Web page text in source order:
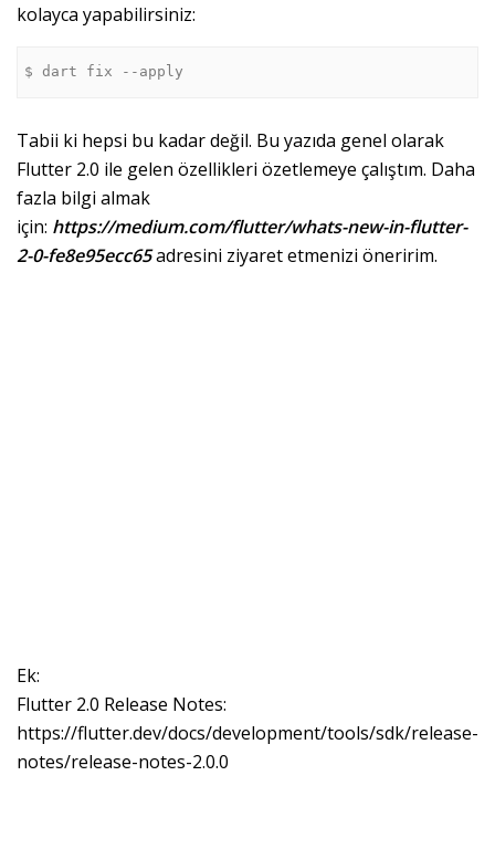
kolayca yapabilirsiniz:
$ dart fix --apply
Tabii ki hepsi bu kadar değil. Bu yazıda genel olarak
Flutter 2.0 ile gelen özellikleri özetlemeye çalıştım. Daha
fazla bilgi almak
için: https://medium.com/flutter/whats-new-in-flutter-
2-0-fe8e95ecc65adresini ziyaret etmenizi öneririm.
Ek:
Flutter 2.0 Release Notes:
https://flutter.dev/docs/development/tools/sdk/release-
notes/release-notes-2.0.0